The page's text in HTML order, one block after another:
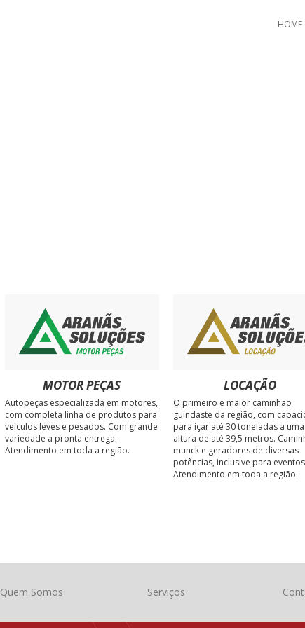
HOME
MOTOR PEÇAS
Autopeças especializada em motores,
com completa linha de produtos para
veículos leves e pesados. Com grande
variedade a pronta entrega.
Atendimento em toda a região.
LOCAÇÃO
O primeiro e maior caminhão
guindaste da região, com
para içar até 30 toneladas a uma
altura de até 39,5 metros.
munck e geradores de diversas
potências, inclusive para
Atendimento em toda a região.
Quem Somos Serviços